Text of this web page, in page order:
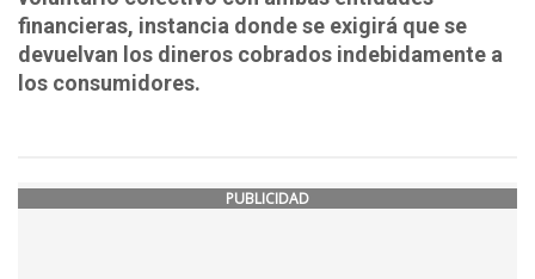
financieras, instancia donde se exigirá que se
devuelvan los dineros cobrados indebidamente a
los consumidores.
PUBLICIDAD